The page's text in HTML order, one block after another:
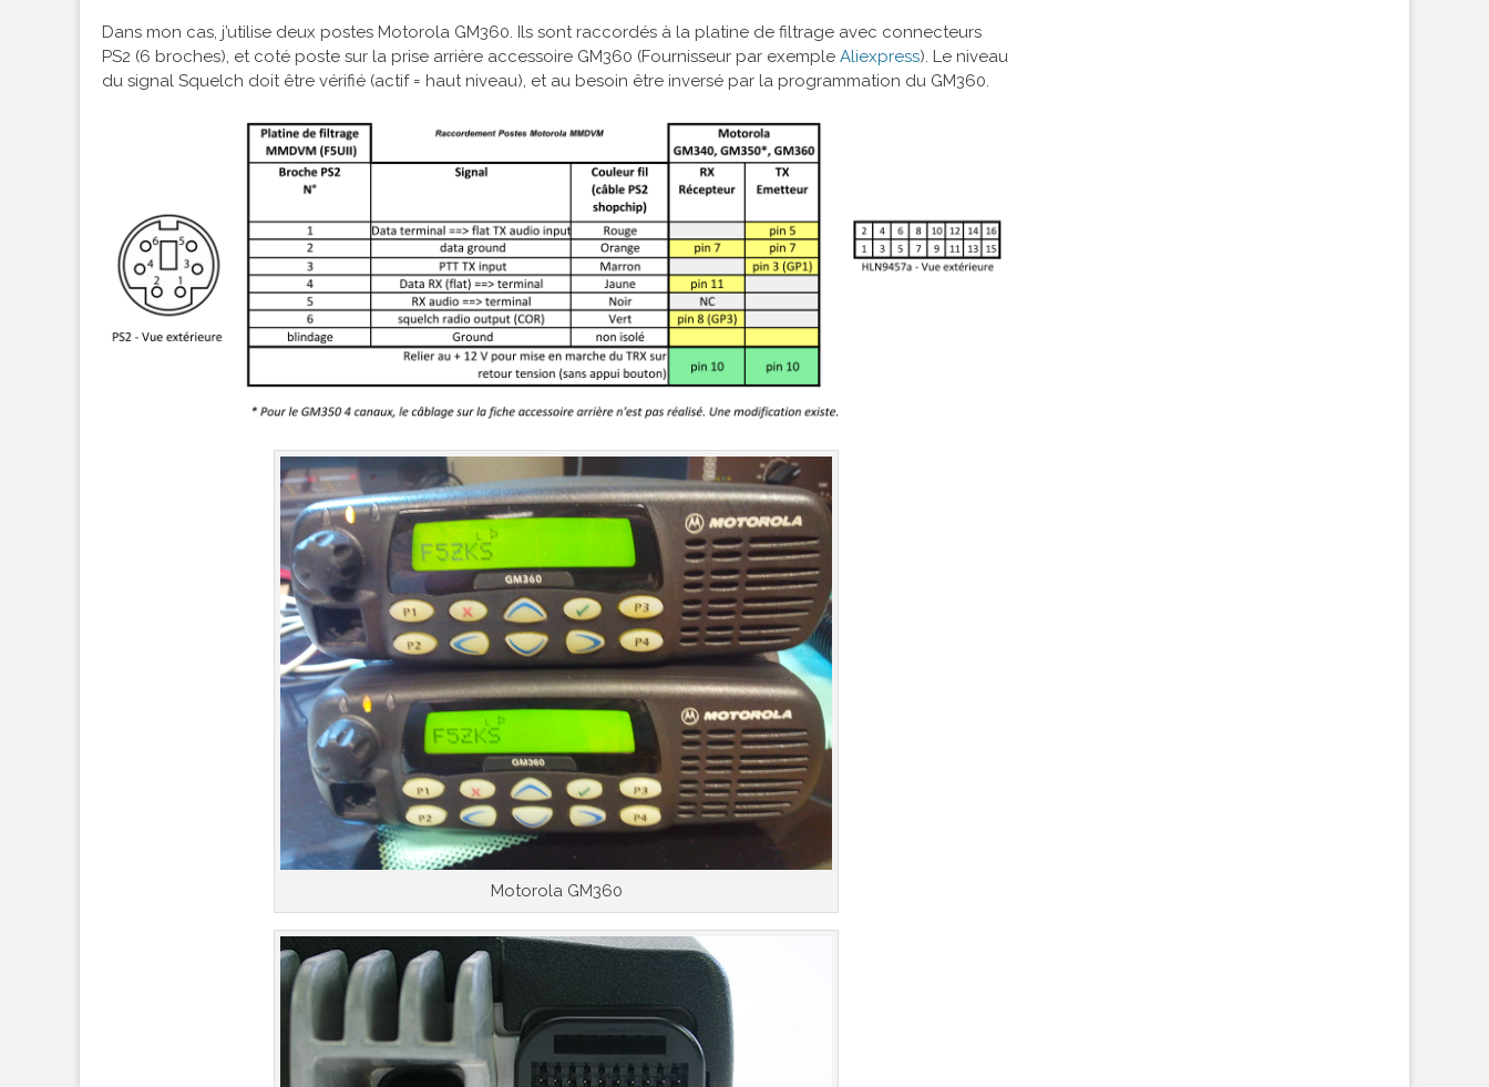
Dans mon cas, j’utilise deux postes Motorola GM360. Ils sont raccordés à la platine de filtrage avec connecteurs
PS2 (6 broches), et coté poste sur la prise arrière accessoire GM360 (Fournisseur par exemple Aliexpress). Le niveau
du signal Squelch doit être vérifié (actif = haut niveau), et au besoin être inversé par la programmation du GM360.
Motorola GM360